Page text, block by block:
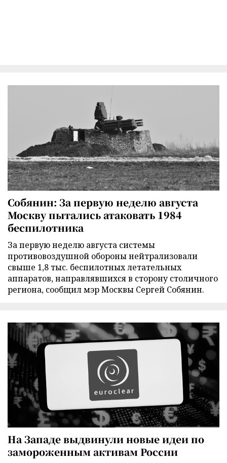
Собянин: За первую неделю августа
Москву пытались атаковать 1984
беспилотника
За первую неделю августа системы
противовоздушной обороны нейтрализовали
свыше 1,8 тыс. беспилотных летательных
аппаратов, направлявшихся в сторону столичного
региона, сообщил мэр Москвы Сергей Собянин.
На Западе выдвинули новые идеи по
замороженным активам России